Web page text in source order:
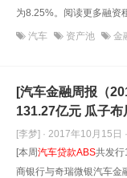
为8.25%。阅读更多融资
汽车 资产池 金
[汽车金融周报（
131.27亿元 瓜子布
[李梦] · 2017年10月15日
[本周汽车贷款ABS共发
商银行与奇瑞微银汽车金